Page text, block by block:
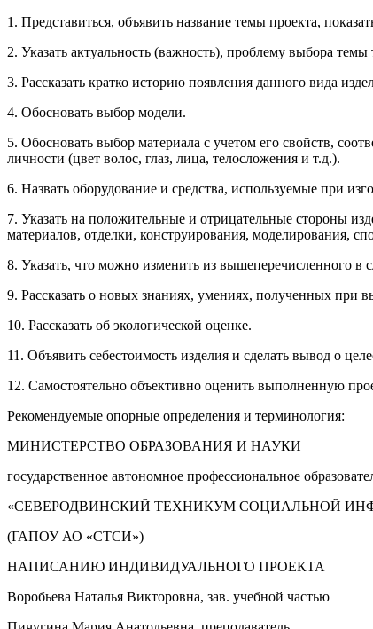
1. Представиться, объявить название темы проекта,
2. Указать актуальность (важность), проблему выбора темы
3. Рассказать кратко историю появления данного вида
4. Обосновать выбор модели.
5. Обосновать выбор материала с учетом его свойств,
личности (цвет волос, глаз, лица, телосложения и т.д.).
6. Назвать оборудование и средства, используемые при
7. Указать на положительные и отрицательные стороны
материалов, отделки, конструирования, моделирования,
8. Указать, что можно изменить из вышеперечисленного в
9. Рассказать о новых знаниях, умениях, полученных при
10. Рассказать об экологической оценке.
11. Объявить себестоимость изделия и сделать вывод о
12. Самостоятельно объективно оценить выполненную
Рекомендуемые опорные определения и терминология:
МИНИСТЕРСТВО ОБРАЗОВАНИЯ И НАУКИ
государственное автономное профессиональное
«СЕВЕРОДВИНСКИЙ ТЕХНИКУМ СОЦИАЛЬНОЙ
(ГАПОУ АО «СТСИ»)
НАПИСАНИЮ ИНДИВИДУАЛЬНОГО ПРОЕКТА
Воробьева Наталья Викторовна, зав. учебной частью